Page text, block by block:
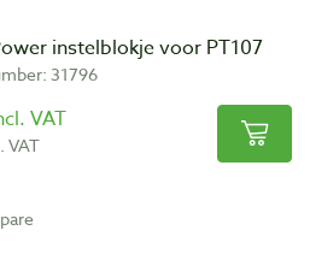
instelblokje voor PT107
31796
VAT
VAT